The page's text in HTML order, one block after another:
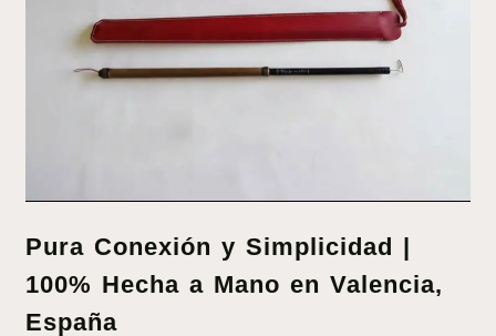
Pura Conexión y Simplicidad |
100% Hecha a Mano en Valencia,
España